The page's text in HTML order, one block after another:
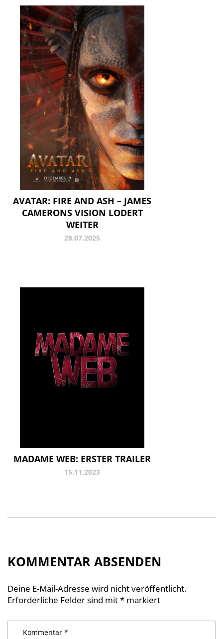
AVATAR: FIRE AND ASH – JAMES
CAMERONS VISION LODERT
WEITER
28.07.2025
MADAME WEB: ERSTER TRAILER
15.11.2023
KOMMENTAR ABSENDEN
Deine E-Mail-Adresse wird nicht veröffentlicht.
Erforderliche Felder sind mit* markiert